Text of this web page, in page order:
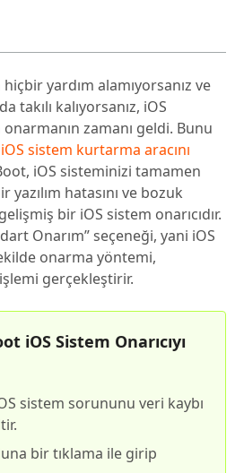
yardım alamıyorsanız ve
takılı kalıyorsanız, iOS
zamanı geldi. Bunu
sistem kurtarma aracını
iOS sisteminizi tamamen
hatasını ve bozuk
bir iOS sistem onarıcıdır.
Onarım” seçeneği, yani iOS
onarma yöntemi,
gerçekleştirir.
iOS Sistem Onarıcıyı
sistem sorununu veri kaybı
bir tıklama ile girip